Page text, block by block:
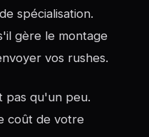
spécialisation.
gère le montage
vos rushes.
pas qu'un peu.
coût de votre